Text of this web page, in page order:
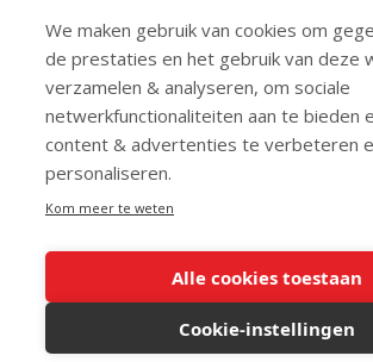
We maken gebruik van cookies om
de prestaties en het gebruik van deze
verzamelen & analyseren, om sociale
netwerkfunctionaliteiten aan te bieden
content & advertenties te verbeteren
personaliseren.
Kom meer te weten
Alle cookies toestaan
Cookie-instellingen
Info en service
FAQ
Doneren
Privacy
Voorwaarden
Meedoen
© 2026 Maurice.nl - Alle rechten voorbehouden. Op
copyright. Voor meer info, mail naar